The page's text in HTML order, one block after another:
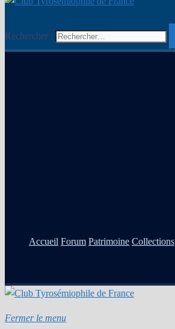
Rechercher :
Accueil Forum Patrimoine Collections
Fermer le menu